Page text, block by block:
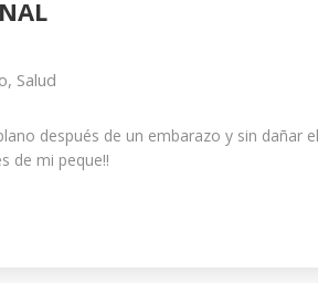
, Salud
después de un embarazo y sin dañar
de mi peque!!